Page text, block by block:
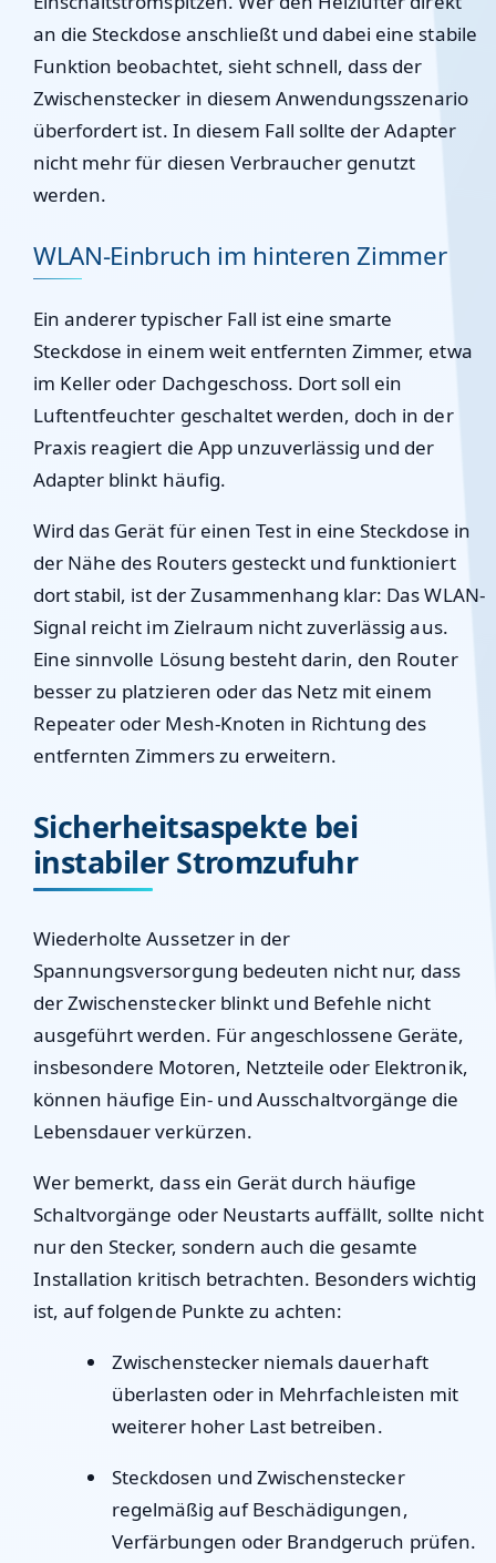
an die Steckdose anschließt und dabei eine stabile
Funktion beobachtet, sieht schnell, dass der
Zwischenstecker in diesem Anwendungsszenario
überfordert ist. In diesem Fall sollte der Adapter
nicht mehr für diesen Verbraucher genutzt
werden.
WLAN-Einbruch im hinteren Zimmer
Ein anderer typischer Fall ist eine smarte
Steckdose in einem weit entfernten Zimmer, etwa
im Keller oder Dachgeschoss. Dort soll ein
Luftentfeuchter geschaltet werden, doch in der
Praxis reagiert die App unzuverlässig und der
Adapter blinkt häufig.
Wird das Gerät für einen Test in eine Steckdose in
der Nähe des Routers gesteckt und funktioniert
dort stabil, ist der Zusammenhang klar: Das WLAN-
Signal reicht im Zielraum nicht zuverlässig aus.
Eine sinnvolle Lösung besteht darin, den Router
besser zu platzieren oder das Netz mit einem
Repeater oder Mesh-Knoten in Richtung des
entfernten Zimmers zu erweitern.
Sicherheitsaspekte bei
instabiler Stromzufuhr
Wiederholte Aussetzer in der
Spannungsversorgung bedeuten nicht nur, dass
der Zwischenstecker blinkt und Befehle nicht
ausgeführt werden. Für angeschlossene Geräte,
insbesondere Motoren, Netzteile oder Elektronik,
können häufige Ein- und Ausschaltvorgänge die
Lebensdauer verkürzen.
Wer bemerkt, dass ein Gerät durch häufige
Schaltvorgänge oder Neustarts auffällt, sollte nicht
nur den Stecker, sondern auch die gesamte
Installation kritisch betrachten. Besonders wichtig
ist, auf folgende Punkte zu achten:
Zwischenstecker niemals dauerhaft
überlasten oder in Mehrfachleisten mit
weiterer hoher Last betreiben.
Steckdosen und Zwischenstecker
regelmäßig auf Beschädigungen,
Verfärbungen oder Brandgeruch prüfen.